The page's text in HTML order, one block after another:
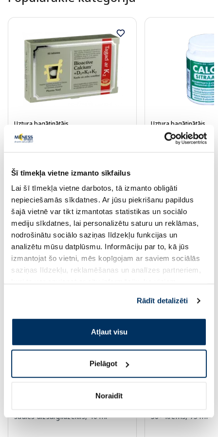
Šī tīmekļa vietne izmanto sīkfailus
Lai šī tīmekļa vietne darbotos, tā izmanto obligāti
nepieciešamās sīkdatnes. Ar jūsu piekrišanu papildus
šajā vietnē var tikt izmantotas statistikas un sociālo
mediju sīkdatnes, lai personalizētu saturu un reklāmas,
nodrošinātu sociālo saziņas līdzekļu funkcijas un
analizētu mūsu datplūsmu. Informāciju par to, kā jūs
izmantojat šo vietni, mēs kopīgojam ar saviem sociālās
saziņas līdzekļu, reklamēšanas un analīzes partneriem,
pakalpojumus. Ja piekrītat šo papildu sīkdatņu
izmantošanai, lūdzu, atzīmējiet savu izvēli:
Rādīt detalizēti
Atļaut visu
Pielāgot
Noraidīt
Uztura bagātinātājs
PHARMA NORD BIOACTIVE
CALCIUM D3 K1 K2 tabletes, 60
gab.
13.69 €
Pirkt
Uztura bagātinātājs
CALCIA
Page 1 of 10
Saules aizsardzībai vasarā ☀️
Vairāk...
-60%
saules aizsarglīdzeklis, 40 ml
-50%
50+ krēms, 75 ml